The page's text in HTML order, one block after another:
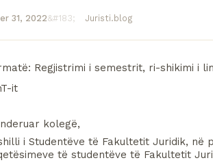
31, 2022 Juristi.blog
Regjistrimi i semestrit, ri-shikimi i
it
kolegë,
i Studentëve të Fakultetit Juridik, në
të studentëve të Fakultetit